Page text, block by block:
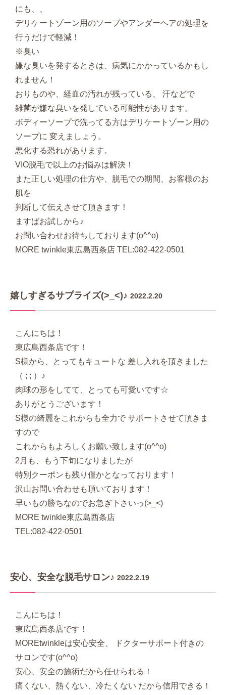
にも、、
デリケートゾーン用のソープやアンダーヘアの処理を
行うだけで軽減！
※臭い
嫌な臭いを発するときは、病気にかかっているかもし
れません！
おりものや、経血の汚れが残っている、 汗などで
雑菌が嫌な臭いを発している可能性があります。
ボディーソープで洗ってる方はデリケートゾーン用の
ソープに 変えましょう。
悪化する恐れがあります。
VIO脱毛で以上のお悩みは解決！
また正しい処理の仕方や、脱毛での期間、お客様のお
肌を
判断して伝えさせて頂きます！
ますばお試しから♪
お問い合わせお待ちしております(o^^o)
MORE twinkle東広島西条店 TEL:082-422-0501
嬉しすぎるサプライズ(>_<)♪ 2022.2.20
こんにちは！
東広島西条店です！
S様から、とってもキュートな 差し入れを頂きました
（ ; ; ）♪
肉球の形をしてて、とっても可愛いです☆
ありがとうございます！
S様の綺麗をこれからも全力で サポートさせて頂きま
すので
これからもよろしくお願い致します(o^^o)
2月も、もう下旬になりましたが
特別クーポンも残り僅かとなっております！
沢山お問い合わせも頂いております！
早いもの勝ちなのでお急ぎ下さいっ(>_<)
MORE twinkle東広島西条店
TEL:082-422-0501
安心、安全な脱毛サロン♪ 2022.2.19
こんにちは！
東広島西条店です！
MOREtwinkleは安心安全、 ドクターサポート付きの
サロンです(o^^o)
安心、安全の施術だから任せられる！
痛くない、熱くない、冷たくない だから信用できる！